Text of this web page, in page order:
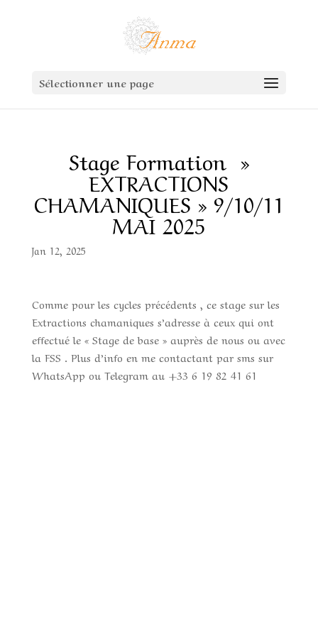
Sélectionner une page
Stage Formation »
EXTRACTIONS
CHAMANIQUES » 9/10/11
MAI 2025
Jan 12, 2025
Comme pour les cycles précédents , ce stage sur les
Extractions chamaniques s’adresse à ceux qui ont
effectué le « Stage de base » auprès de nous ou avec
la FSS . Plus d’info en me contactant par sms sur
WhatsApp ou Telegram au +33 6 19 82 41 61